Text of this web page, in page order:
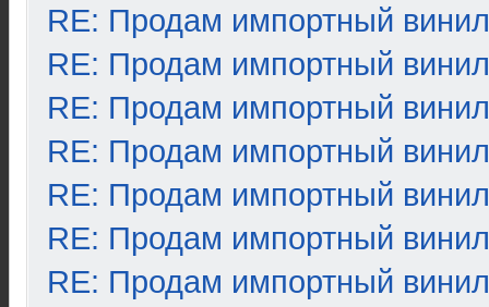
RE: Продам импортный винил
RE: Продам импортный винил
RE: Продам импортный винил
RE: Продам импортный винил
RE: Продам импортный винил
RE: Продам импортный винил
RE: Продам импортный винил